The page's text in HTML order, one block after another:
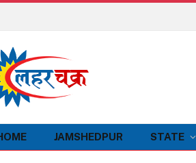
JAMSHEDPUR STATE